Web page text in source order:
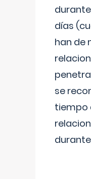
días
han de
se
tiempo